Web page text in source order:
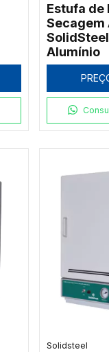
Estufa de
Secagem
Alumínio
Solidsteel